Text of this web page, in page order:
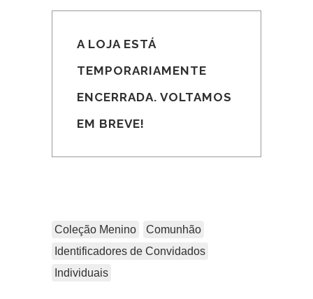
A LOJA ESTÁ
TEMPORARIAMENTE
ENCERRADA. VOLTAMOS
EM BREVE!
Coleção Menino
Comunhão
Identificadores de Convidados
Individuais